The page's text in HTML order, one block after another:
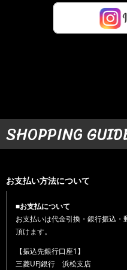
SHOPPING
お支払い方法について
■お支払について
お支払いは代金引換・銀行振込
頂けます。
【振込先銀行口座1】
三菱UFJ銀行 浜松支店